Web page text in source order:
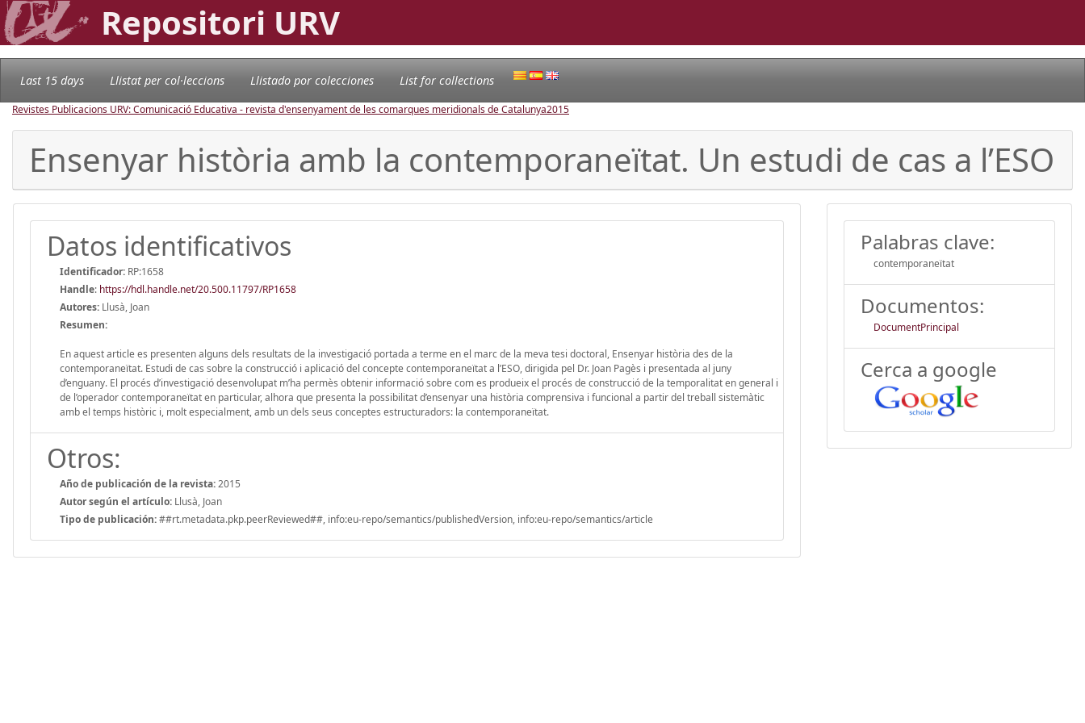
Repositori URV
Last 15 days Llistat per col·leccions Llistado por colecciones List for collections
Revistes Publicacions URV: Comunicació Educativa - revista d'ensenyament de les comarques meridionals de Catalunya2015
Ensenyar història amb la contemporaneïtat. Un estudi de cas a l’ESO
Datos identificativos
Identificador: RP:1658
Handle: https://hdl.handle.net/20.500.11797/RP1658
Autores: Llusà, Joan
Resumen:
En aquest article es presenten alguns dels resultats de la investigació portada a terme en el marc de la meva tesi doctoral, Ensenyar història des de la
contemporaneïtat. Estudi de cas sobre la construcció i aplicació del concepte contemporaneïtat a l’ESO, dirigida pel Dr. Joan Pagès i presentada al juny
d’enguany. El procés d’investigació desenvolupat m’ha permès obtenir informació sobre com es produeix el procés de construcció de la temporalitat en general i
de l’operador contemporaneïtat en particular, alhora que presenta la possibilitat d’ensenyar una història comprensiva i funcional a partir del treball sistemàtic
amb el temps històric i, molt especialment, amb un dels seus conceptes estructuradors: la contemporaneïtat.
Otros:
Año de publicación de la revista:2015
Autor según el artículo: Llusà, Joan
Tipo de publicación:##rt.metadata.pkp.peerReviewed##, info:eu-repo/semantics/publishedVersion, info:eu-repo/semantics/article
Palabras clave:
contemporaneïtat
Documentos:
DocumentPrincipal
Cerca a google